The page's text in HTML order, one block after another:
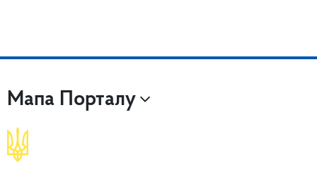
Мапа Порталу